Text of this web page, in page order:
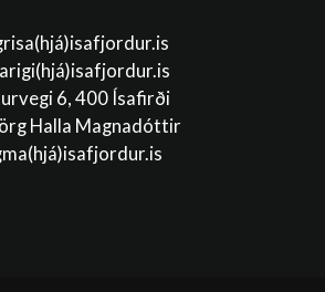
6, 400 Ísafirði
Halla Magnadóttir